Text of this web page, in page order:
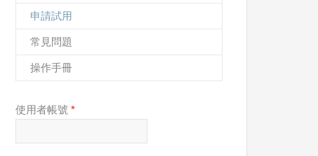
申請試用
常見問題
操作手冊
使用者帳號*